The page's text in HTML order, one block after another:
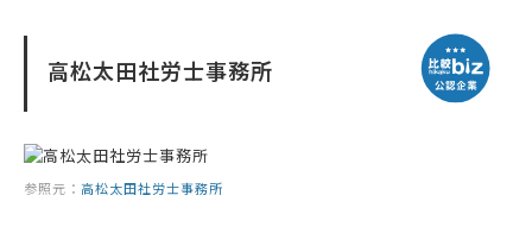
高松太田社労士事務所
参照元： 高松太田社労士事務所